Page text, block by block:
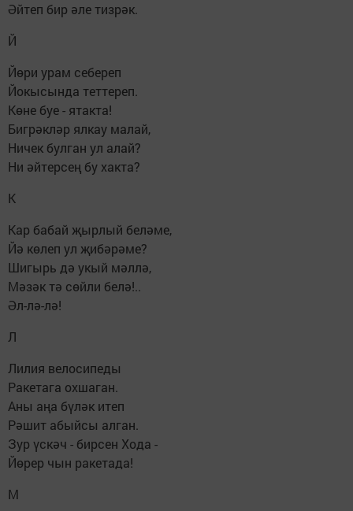
Әйтеп бир әле тизрәк.
Й
Йөри урам себереп
Йокысында теттереп.
Көне буе - ятакта!
Бигрәкләр ялкау малай,
Ничек булган ул алай?
Ни әйтерсең бу хакта?
К
Кар бабай җырлый беләме,
Йә көлеп ул җибәрәме?
Шигырь дә укый мәллә,
Мәзәк тә сөйли белә!..
Әл-лә-лә!
Л
Лилия велосипеды
Ракетага охшаган.
Аны аңа бүләк итеп
Рәшит абыйсы алган.
Зур үскәч - бирсен Хода -
Йөрер чын ракетада!
М